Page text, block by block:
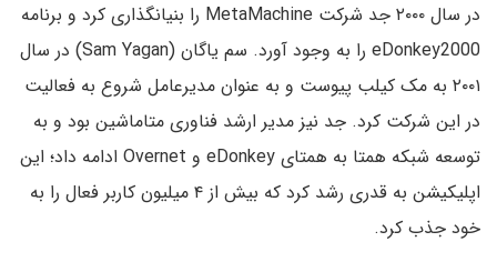
در سال ۲۰۰۰ جد شرکت MetaMachine را بنیانگذاری کرد و برنامه
eDonkey2000 را به وجود آورد. سم یاگان (Sam Yagan) در سال
۲۰۰۱ به مک کیلب پیوست و به عنوان مدیرعامل شروع به فعالیت
در این شرکت کرد. جد نیز مدیر ارشد فناوری متاماشین بود و به
توسعه شبکه همتا به همتای eDonkey و Overnet ادامه داد؛ این
اپلیکیشن به قدری رشد کرد که بیش از ۴ میلیون کاربر فعال را به
خود جذب کرد.